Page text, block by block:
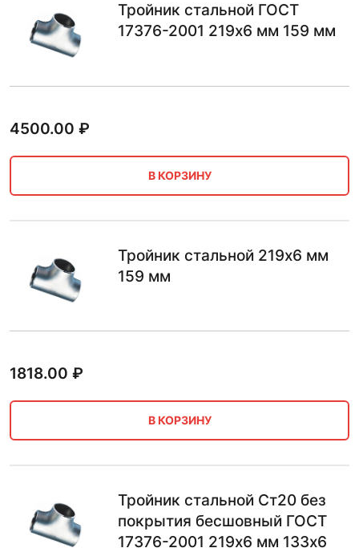
Тройник стальной ГОСТ
17376-2001 219х6 мм 159 мм
4500.00 ₽
В КОРЗИНУ
Тройник стальной 219х6 мм
159 мм
1818.00 ₽
В КОРЗИНУ
Тройник стальной Ст20 без
покрытия бесшовный ГОСТ
17376-2001 219х6 мм 133х6